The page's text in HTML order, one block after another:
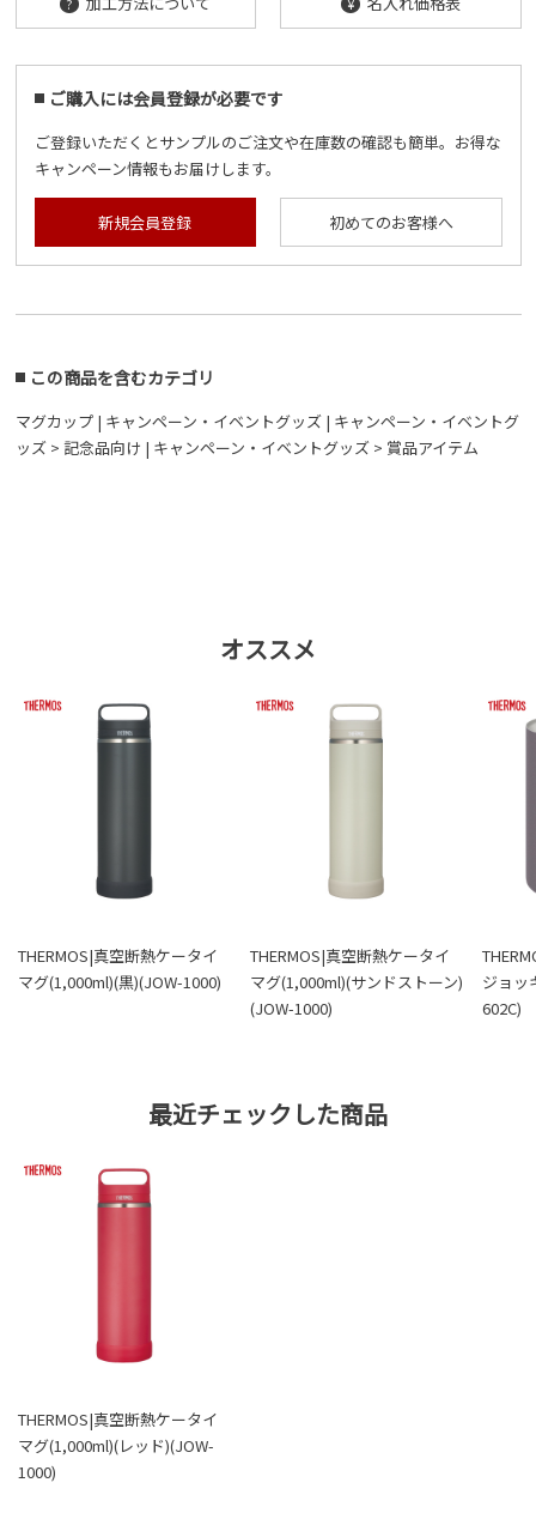
? ¥
ご購入には会員登録が必要です
ご登録いただくとサンプルのご注文や在庫数の確認も簡単。お得な
キャンペーン情報もお届けします。
新規会員登録 初めてのお客様へ
この商品を含むカテゴリ
マグカップ| キャンペーン・イベントグッズ| キャンペーン・イベントグ
ッズ > 記念品向け | キャンペーン・イベントグッズ > 賞品アイテム
オススメ
THERMOS|真空断熱ケータイ
マグ(1,000ml)(黒)(JOW-1000)
THERMOS|真空断熱ケータイ
マグ(1,000ml)(サンドストーン)
(JOW-1000)
ジョッ
602C)
最近チェックした商品
THERMOS|真空断熱ケータイ
マグ(1,000ml)(レッド)(JOW-
1000)